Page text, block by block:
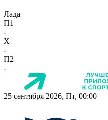
Лада
П1
-
X
-
П2
-
25 сентября 2026, Пт, 00:00